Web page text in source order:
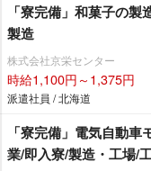
「寮完備」和菓子の
製造
株式会社京栄センター
時給1,100円～1,375円
派遣社員 / 北海道
「寮完備」電気自動
業/即入寮/製造・工場/